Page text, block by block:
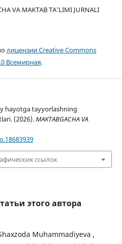
VA MAKTAB TA’LIMI JURNALI
лицензии Creative Commons
Всемирная.
hayotga tayyorlashning
(2026).MAKTABGACHA VA
ссылок
этого автора
Muhammadiyeva ,